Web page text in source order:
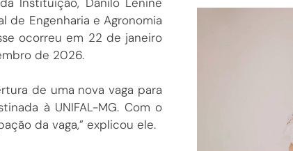
de Engenharia e Agronomia
ocorreu em 22 de janeiro
de 2026.
de uma nova vaga para
à UNIFAL-MG. Com o
da vaga,” explicou ele.